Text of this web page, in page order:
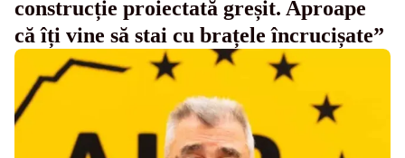
construcție proiectată greșit. Aproape
că îți vine să stai cu brațele încrucișate”